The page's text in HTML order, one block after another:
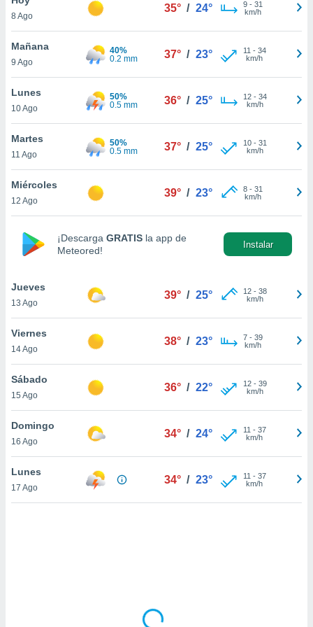
y
en
más
de
cookies
aceptar
de
sitio
de que
sean
para
ni para
8 Ago
35° / 24° 9- 31
km/h
Mañana
9 Ago
40%
0.2 mm
37° / 23° 11 - 34
km/h
Lunes
10 Ago
50%
0.5 mm
36° / 25° 12- 34
km/h
Martes
11 Ago
50%
0.5 mm
37° / 25° 10- 31
km/h
Miércoles
12 Ago
39° / 23° 8- 31
km/h
¡Descarga GRATIS la app de
Meteored!
Instalar
Jueves
13 Ago
39° / 25° 12- 38
km/h
Viernes
14 Ago
38° / 23° 7- 39
km/h
Sábado
15 Ago
36° / 22° 12- 39
km/h
Domingo
16 Ago
34° / 24° 11 - 37
km/h
Lunes
17 Ago
34° / 23° 11 - 37
km/h